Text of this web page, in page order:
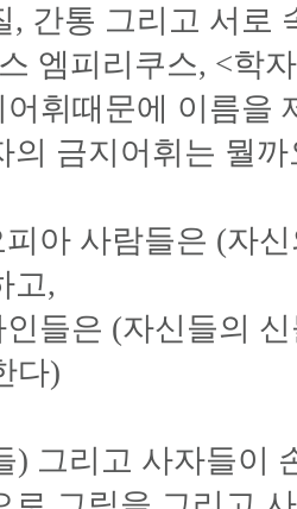
, 간통 그리고 서로
엠피리쿠스, <학
어휘때문에 이름을
의 금지어휘는 뭘
아 사람들은 (자
고,
들은 (자신들의
다)
) 그리고 사자들이